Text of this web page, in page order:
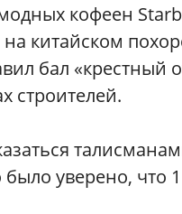
кофеен
на китайском
бал
строителей.
уверено, что